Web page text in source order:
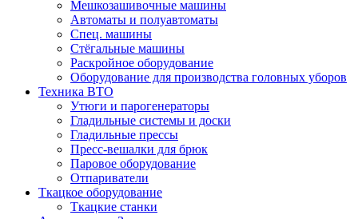
Мешкозашивочные машины
Автоматы и полуавтоматы
Спец. машины
Стёгальные машины
Раскройное оборудование
Оборудование для производства головных уборов
Техника ВТО
Утюги и парогенераторы
Гладильные системы и доски
Гладильные прессы
Пресс-вешалки для брюк
Паровое оборудование
Отпариватели
Ткацкое оборудование
Ткацкие станки